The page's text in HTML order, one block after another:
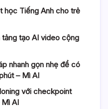
học Tiếng Anh cho trẻ
tảng tạo AI video cộng
nhanh gọn nhẹ để có
– Mì AI
với checkpoint
AI